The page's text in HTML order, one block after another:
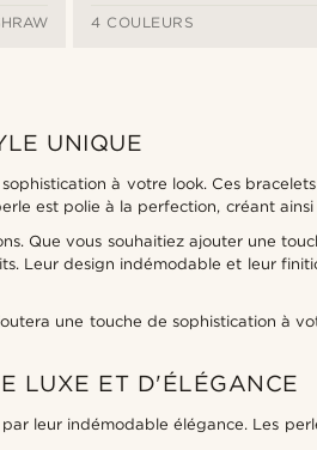
4 COULEURS
UNIQUE
à votre look. Ces
est polie à la perfection, créant
Que vous souhaitiez ajouter une
Leur design indémodable et leur
une touche de sophistication à
LUXE ET D'ÉLÉGANCE
leur indémodable élégance. Les